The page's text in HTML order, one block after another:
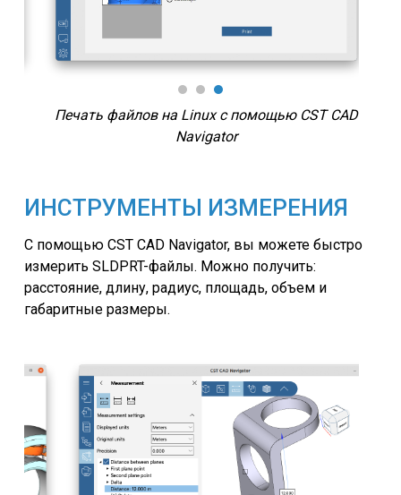
Печать файлов на Linux с помощью CST CAD
Navigator
ИНСТРУМЕНТЫ ИЗМЕРЕНИЯ
С помощью CST CAD Navigator, вы можете быстро
измерить SLDPRT-файлы. Можно получить:
расстояние, длину, радиус, площадь, объем и
габаритные размеры.